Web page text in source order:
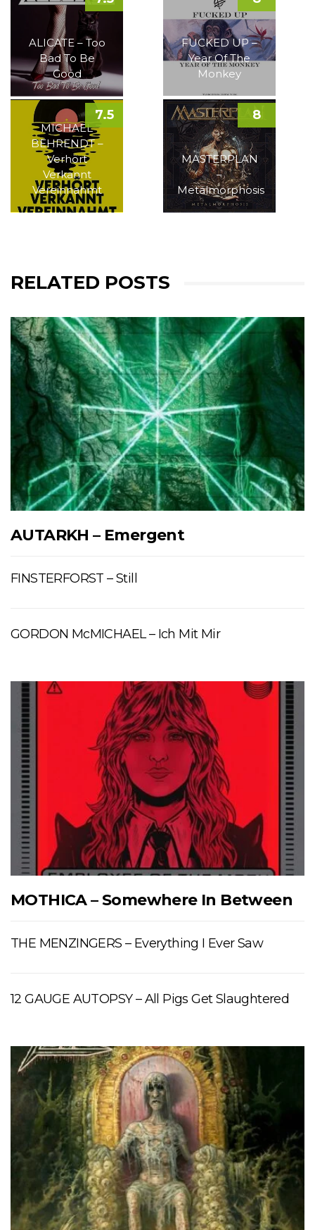
ALICATE – Too
Bad To Be
Good
FUCKED UP –
Year Of The
Monkey
MICHAEL
BEHRENDT –
Verhört
Verkannt
Vereinnahmt
7.5
MASTERPLAN
–
Metalmorphosis
8
RELATED POSTS
AUTARKH – Emergent
FINSTERFORST – Still
GORDON McMICHAEL – Ich Mit Mir
MOTHICA – Somewhere In Between
THE MENZINGERS – Everything I Ever Saw
12 GAUGE AUTOPSY – All Pigs Get Slaughtered